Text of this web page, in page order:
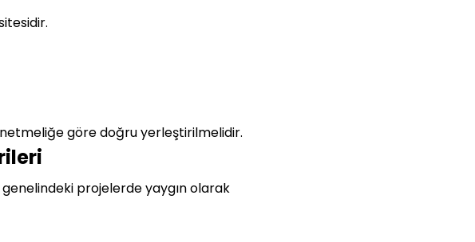
göre doğru yerleştirilmelidir.
projelerde yaygın olarak